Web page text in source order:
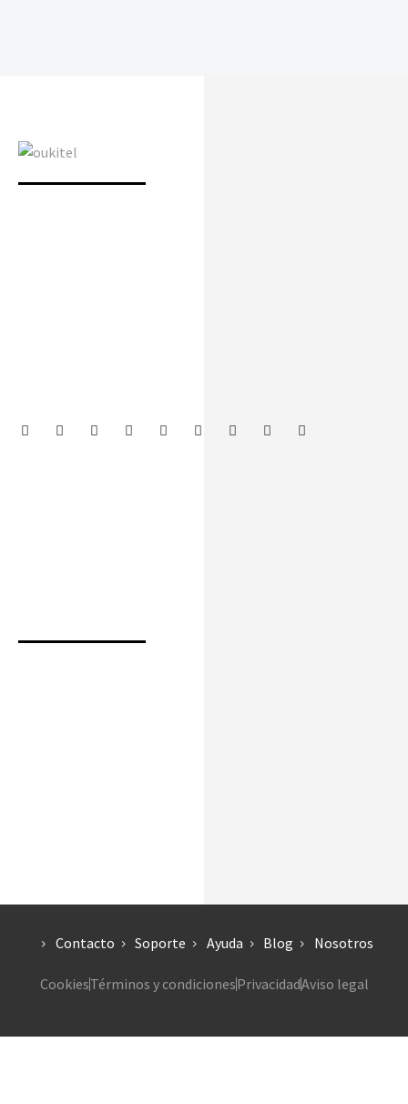
Contacto Soporte Ayuda Blog Nosotros
CookiesTérminos y condicionesPrivacidadAviso legal